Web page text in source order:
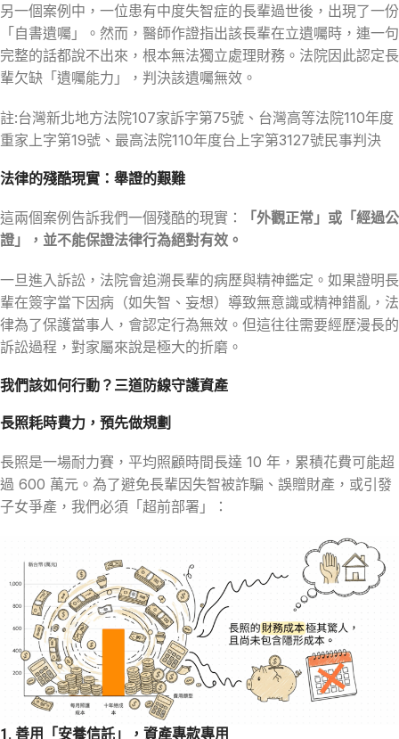
另一個案例中，一位患有中度失智症的長輩過世後，出現了一份
「自書遺囑」。然而，醫師作證指出該長輩在立遺囑時，連一句
完整的話都說不出來，根本無法獨立處理財務。法院因此認定長
輩欠缺「遺囑能力」，判決該遺囑無效。
註:台灣新北地方法院107家訴字第75號、台灣高等法院110年度
重家上字第19號、最高法院110年度台上字第3127號民事判決
法律的殘酷現實：舉證的艱難
這兩個案例告訴我們一個殘酷的現實：
「外觀正常」或「經過公
證」，並不能保證法律行為絕對有效。
一旦進入訴訟，法院會追溯長輩的病歷與精神鑑定。如果證明長
輩在簽字當下因病（如失智、妄想）導致無意識或精神錯亂，法
律為了保護當事人，會認定行為無效。但這往往需要經歷漫長的
訴訟過程，對家屬來說是極大的折磨。
我們該如何行動？三道防線守護資產
長照耗時費力，預先做規劃
長照是一場耐力賽，平均照顧時間長達 10 年，累積花費可能超
過 600 萬元。為了避免長輩因失智被詐騙、誤贈財產，或引發
子女爭產，我們必須「超前部署」：
1. 善用「安養信託」，資產專款專用